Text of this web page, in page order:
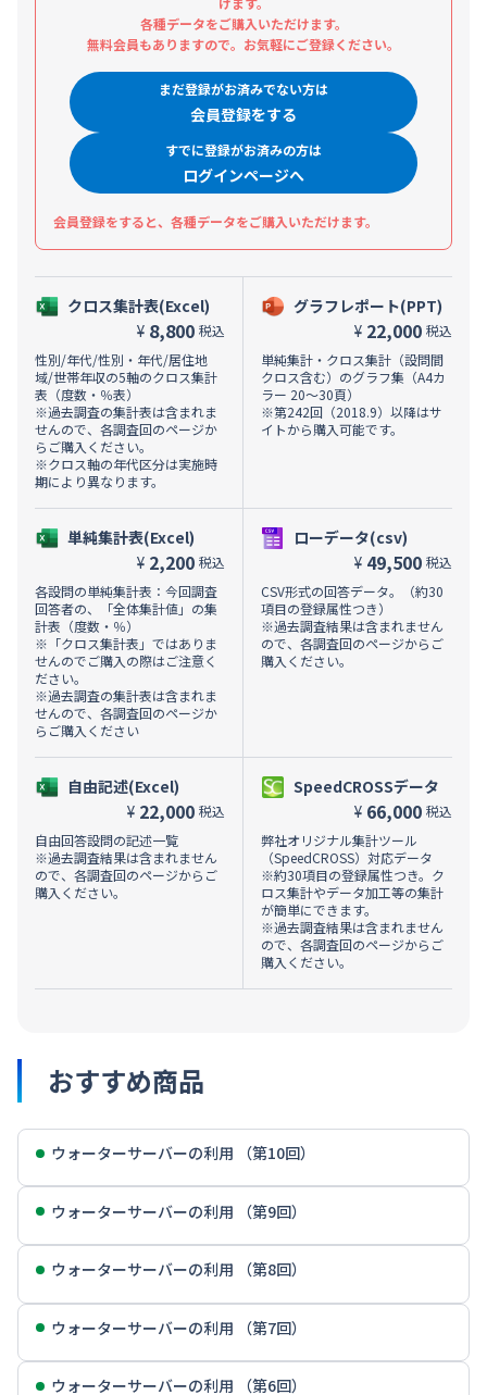
各種データをご購入いただけます。
無料会員もありますので。お気軽にご登録ください。
まだ登録がお済みでない方は
会員登録をする
すでに登録がお済みの方は
ログインページへ
会員登録をすると、各種データをご購入いただけます。
クロス集計表(Excel)
¥ 8,800 税込
性別/年代/性別・年代/居住地
域/世帯年収の5軸のクロス集計
表（度数・％表）
※過去調査の集計表は含まれま
せんので、各調査回のページか
らご購入ください。
※クロス軸の年代区分は実施時
期により異なります。
単純集計表(Excel)
¥ 2,200 税込
各設問の単純集計表：今回調査
回答者の、「全体集計値」の集
計表（度数・％）
※「クロス集計表」ではありま
せんのでご購入の際はご注意く
ださい。
※過去調査の集計表は含まれま
せんので、各調査回のページか
らご購入ください
自由記述(Excel)
¥ 22,000 税込
自由回答設問の記述一覧
※過去調査結果は含まれません
ので、各調査回のページからご
購入ください。
グラフレポート(PPT)
¥ 22,000 税込
単純集計・クロス集計（設問間
クロス含む）のグラフ集（A4カ
ラー 20～30頁）
※第242回（2018.9）以降はサ
イトから購入可能です。
ローデータ(csv)
¥ 49,500 税込
CSV形式の回答データ。（約30
項目の登録属性つき）
※過去調査結果は含まれません
ので、各調査回のページからご
購入ください。
SpeedCROSSデータ
¥ 66,000 税込
弊社オリジナル集計ツール
（SpeedCROSS）対応データ
※約30項目の登録属性つき。ク
ロス集計やデータ加工等の集計
が簡単にできます。
※過去調査結果は含まれません
ので、各調査回のページからご
購入ください。
おすすめ商品
ウォーターサーバーの利用 （第10回）
ウォーターサーバーの利用 （第9回）
ウォーターサーバーの利用 （第8回）
ウォーターサーバーの利用 （第7回）
ウォーターサーバーの利用 （第6回）